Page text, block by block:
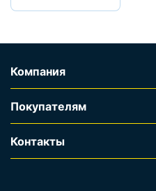
Компания
Покупателям
Контакты